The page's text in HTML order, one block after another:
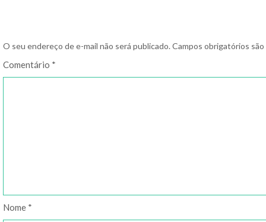
O seu endereço de e-mail não será publicado.Campos obrigatórios
Comentário *
Nome *